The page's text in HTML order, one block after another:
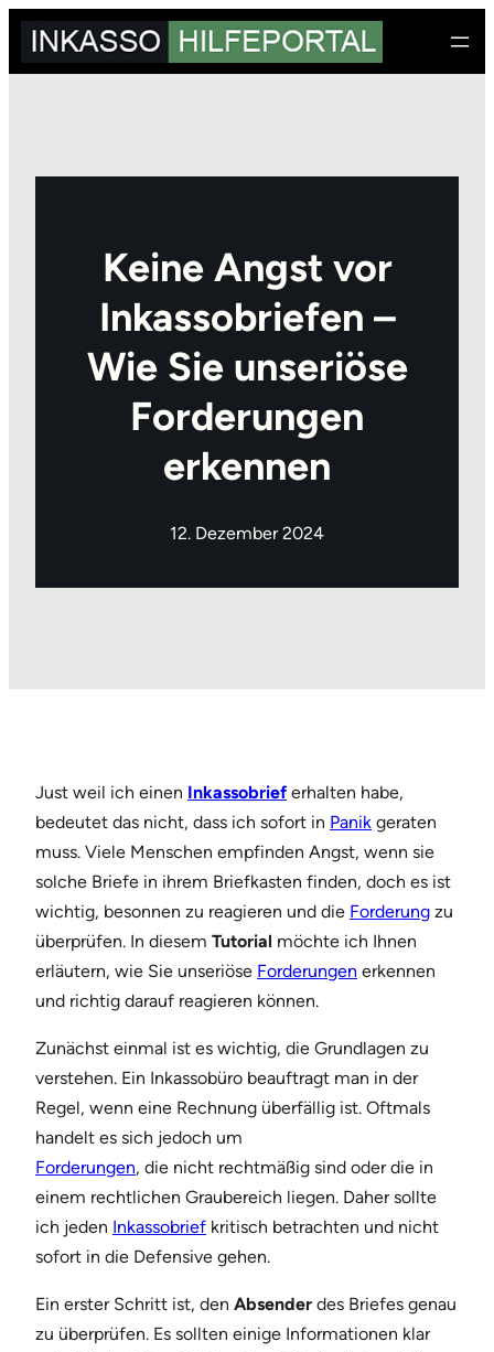
Zum
Inhalt
Keine Angst vor
Inkassobriefen –
Wie Sie unseriöse
Forderungen
erkennen
12. Dezember 2024
Just weil ich einen Inkassobrieferhalten habe,
bedeutet das nicht, dass ich sofort in Panik geraten
muss. Viele Menschen empfinden Angst, wenn sie
solche Briefe in ihrem Briefkasten finden, doch es ist
wichtig, besonnen zu reagieren und die Forderung zu
überprüfen. In diesem Tutorial möchte ich Ihnen
erläutern, wie Sie unseriöse Forderungen erkennen
und richtig darauf reagieren können.
Zunächst einmal ist es wichtig, die Grundlagen zu
verstehen. Ein Inkassobüro beauftragt man in der
Regel, wenn eine Rechnung überfällig ist. Oftmals
handelt es sich jedoch um
Forderungen, die nicht rechtmäßig sind oder die in
einem rechtlichen Graubereich liegen. Daher sollte
ich jeden Inkassobrief kritisch betrachten und nicht
sofort in die Defensive gehen.
Ein erster Schritt ist, den Absender des Briefes genau
zu überprüfen. Es sollten einige Informationen klar